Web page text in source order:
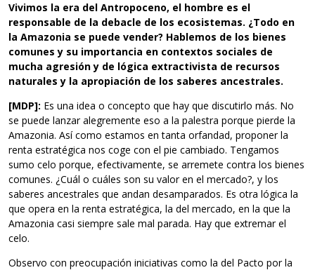
Vivimos la era del Antropoceno, el hombre es el
responsable de la debacle de los ecosistemas. ¿Todo en
la Amazonia se puede vender? Hablemos de los bienes
comunes y su importancia en contextos sociales de
mucha agresión y de lógica extractivista de recursos
naturales y la apropiación de los saberes ancestrales.
[MDP]: Es una idea o concepto que hay que discutirlo más. No
se puede lanzar alegremente eso a la palestra porque pierde la
Amazonia. Así como estamos en tanta orfandad, proponer la
renta estratégica nos coge con el pie cambiado. Tengamos
sumo celo porque, efectivamente, se arremete contra los bienes
comunes. ¿Cuál o cuáles son su valor en el mercado?, y los
saberes ancestrales que andan desamparados. Es otra lógica la
que opera en la renta estratégica, la del mercado, en la que la
Amazonia casi siempre sale mal parada. Hay que extremar el
celo.
Observo con preocupación iniciativas como la del Pacto por la